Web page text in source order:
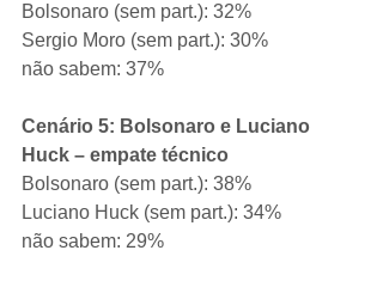
Bolsonaro (sem part.): 32%
Sergio Moro (sem part.): 30%
não sabem: 37%
Cenário 5: Bolsonaro e Luciano
Huck – empate técnico
Bolsonaro (sem part.): 38%
Luciano Huck (sem part.): 34%
não sabem: 29%